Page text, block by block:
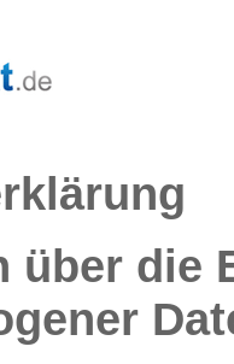
über die